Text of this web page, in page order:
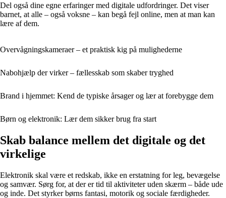
Del også dine egne erfaringer med digitale udfordringer. Det viser
barnet, at alle – også voksne – kan begå fejl online, men at man kan
lære af dem.
Overvågningskameraer – et praktisk kig på mulighederne
Nabohjælp der virker – fællesskab som skaber tryghed
Brand i hjemmet: Kend de typiske årsager og lær at forebygge dem
Børn og elektronik: Lær dem sikker brug fra start
Skab balance mellem det digitale og det
virkelige
Elektronik skal være et redskab, ikke en erstatning for leg, bevægelse
og samvær. Sørg for, at der er tid til aktiviteter uden skærm – både ude
og inde. Det styrker børns fantasi, motorik og sociale færdigheder.